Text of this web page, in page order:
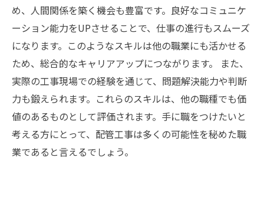
め、人間関係を築く機会も豊富です。良好なコミュニケ
ーション能力をUPさせることで、仕事の進行もスムーズ
になります。このようなスキルは他の職業にも活かせる
ため、総合的なキャリアアップにつながります。 また、
実際の工事現場での経験を通じて、問題解決能力や判断
力も鍛えられます。これらのスキルは、他の職種でも価
値のあるものとして評価されます。手に職をつけたいと
考える方にとって、配管工事は多くの可能性を秘めた職
業であると言えるでしょう。